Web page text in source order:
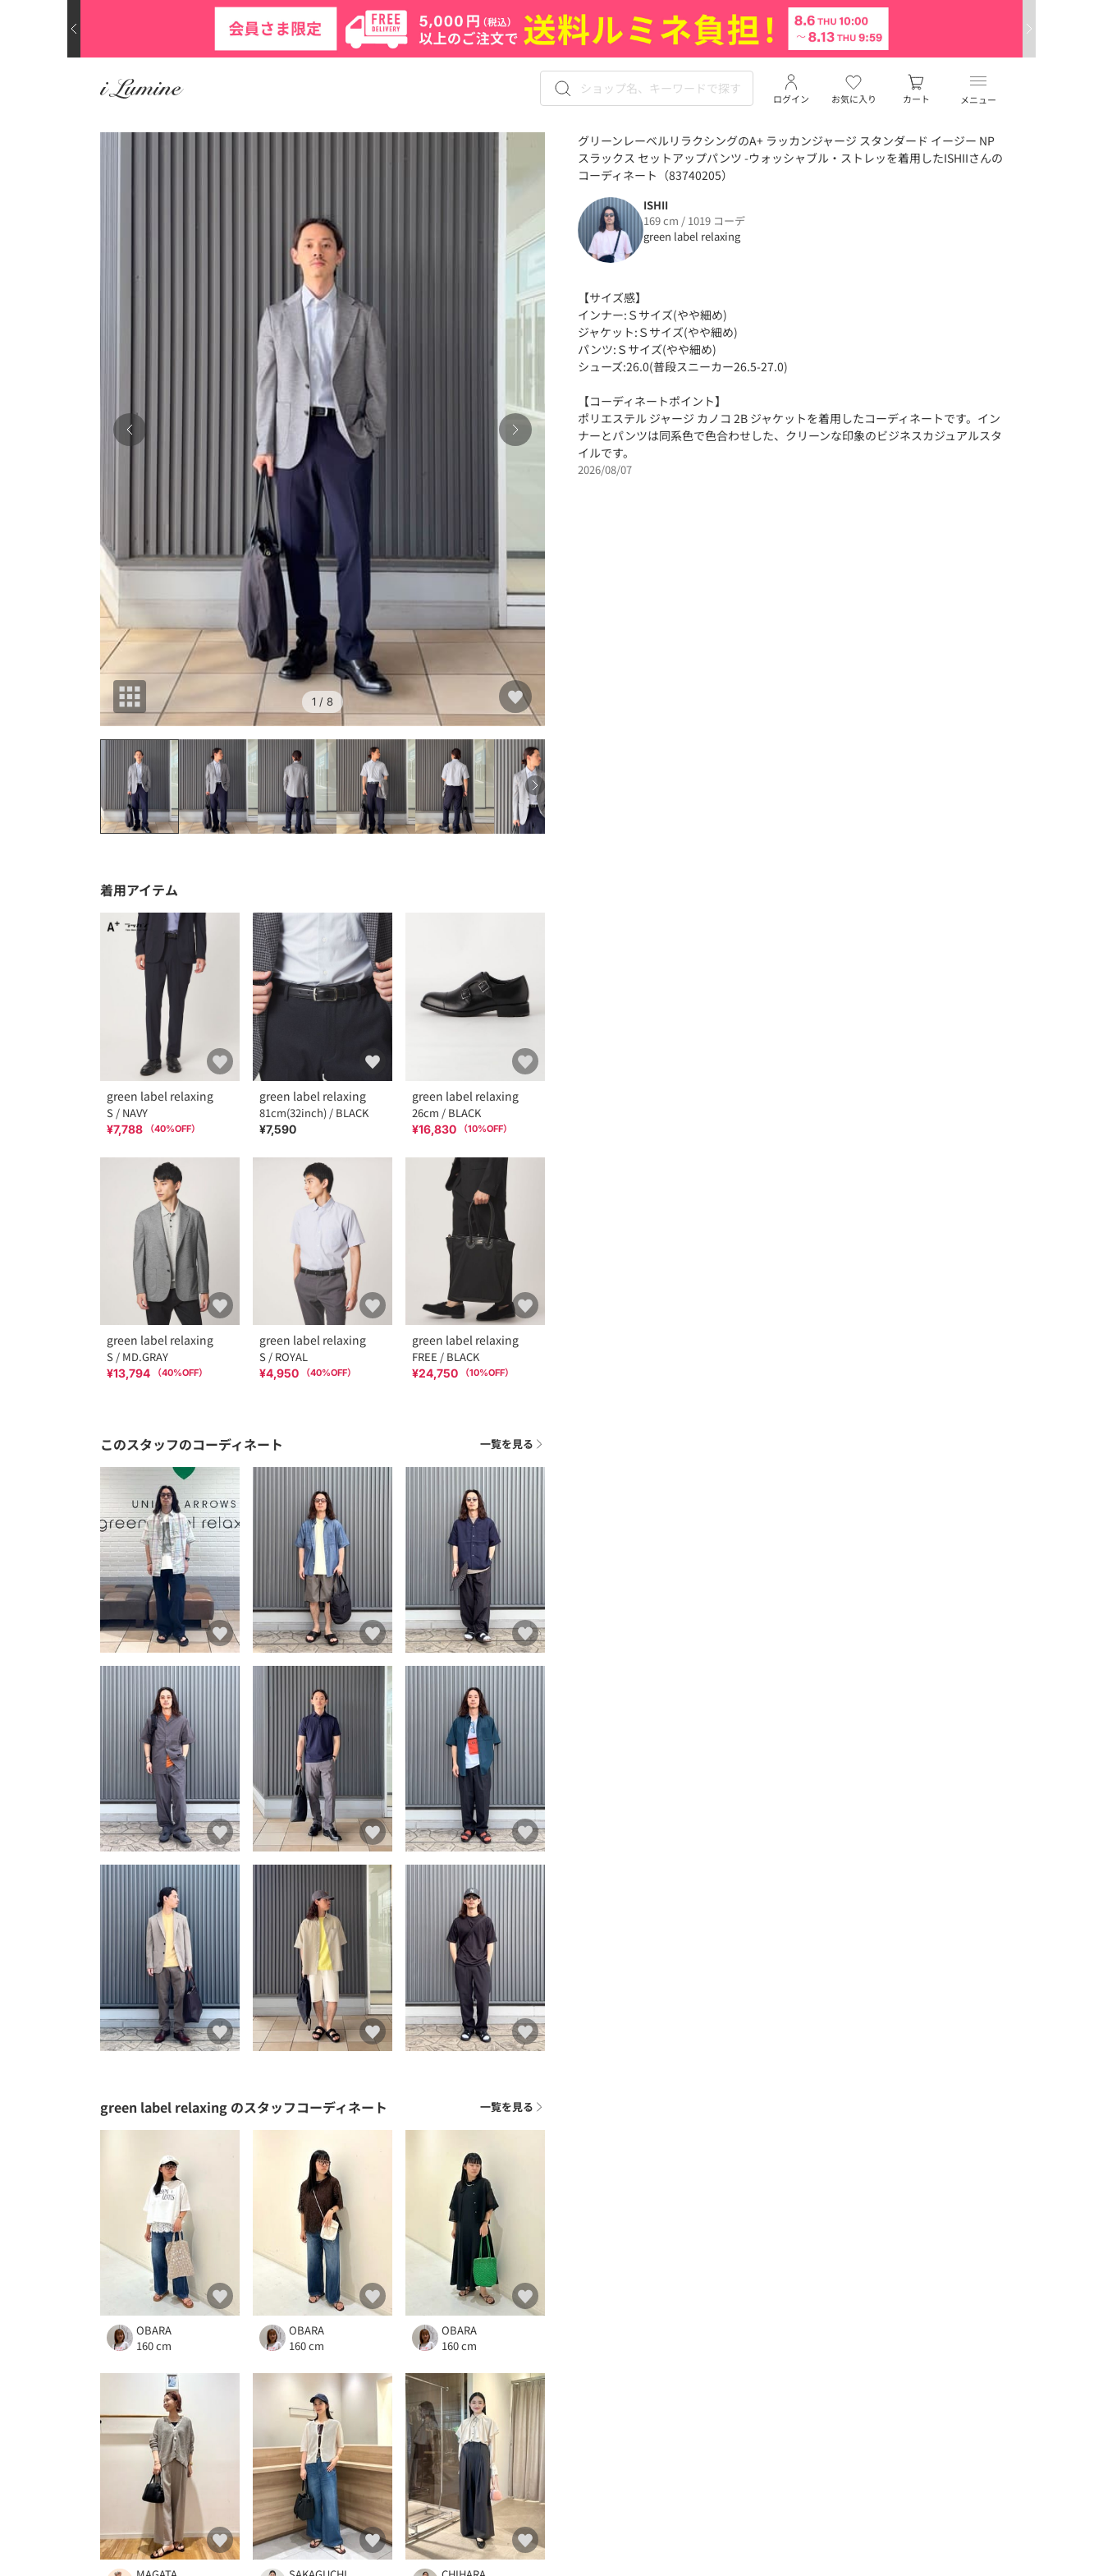
メニュー
お気に入り
ログイン カート
1 / 8
グリーンレーベルリラクシングのA+ ラッカンジャージ スタンダード イージー NP
スラックス セットアップパンツ -ウォッシャブル・ストレッを着用したISHIIさんの
コーディネート（83740205）
ISHII
169 cm / 1019 コーデ
green label relaxing
【サイズ感】
インナー:Ｓサイズ(やや細め)
ジャケット:Ｓサイズ(やや細め)
パンツ:Ｓサイズ(やや細め)
シューズ:26.0(普段スニーカー26.5-27.0)
【コーディネートポイント】
ポリエステル ジャージ カノコ 2B ジャケットを着用したコーディネートです。イン
ナーとパンツは同系色で色合わせした、クリーンな印象のビジネスカジュアルスタ
イルです。
2026/08/07
着用アイテム
green label relaxing
S / NAVY
¥7,788 （40%OFF）
green label relaxing
81cm(32inch) / BLACK
¥7,590
green label relaxing
26cm / BLACK
¥16,830 （10%OFF）
green label relaxing
S / MD.GRAY
¥13,794 （40%OFF）
green label relaxing
S / ROYAL
¥4,950 （40%OFF）
green label relaxing
FREE / BLACK
¥24,750 （10%OFF）
このスタッフのコーディネート 一覧を見る
green label relaxing のスタッフコーディネート 一覧を見る
OBARA
160 cm
OBARA
160 cm
OBARA
160 cm